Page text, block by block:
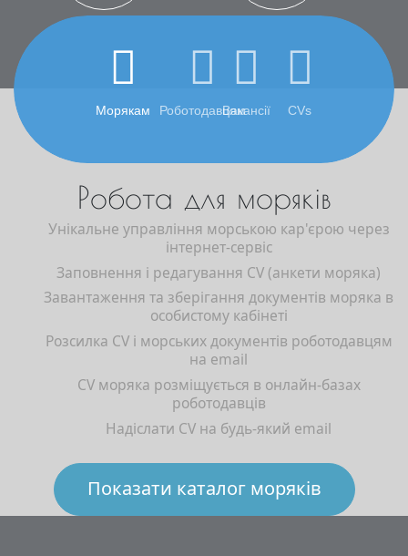
Морякам РоботодавцямВакансії CVs
Робота для моряків
Унікальне управління морською кар'єрою через
інтернет-сервіс
Заповнення і редагування CV (анкети моряка)
Завантаження та зберігання документів моряка в
особистому кабінеті
Розсилка CV і морських документів роботодавцям
на email
CV моряка розміщується в онлайн-базах
роботодавців
Надіслати CV на будь-який email
Показати каталог моряків